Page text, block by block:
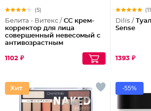
(5)
Белита - Витекс / СС крем-
корректор для лица
совершенный невесомый с
антивозрастным
1102 ₽
Dilis /
Sense
1393 ₽
-55%